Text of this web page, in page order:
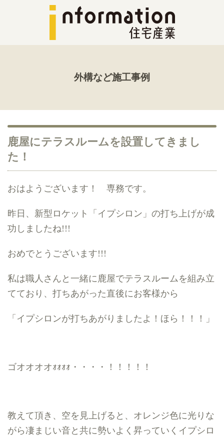
外構など施工事例
鹿屋にテラスルームを設置してきまし
た！
おはようございます！ 専務です。
昨日、新型ロケット「イプシロン」の打ち上げが成
功しましたね!!!
おめでとうございます!!!
私は職人さんと一緒に鹿屋でテラスルームを組み立
てており、打ちあがった直後にお客様から
「イプシロンが打ちあがりましたよ！ほら！！！」
ゴオオオオｫｫｫｫ・・・・！！！！！
教えて頂き、空を見上げると、オレンジ色に光りな
がら凄まじい音と共に勢いよく昇っていくイプシロ